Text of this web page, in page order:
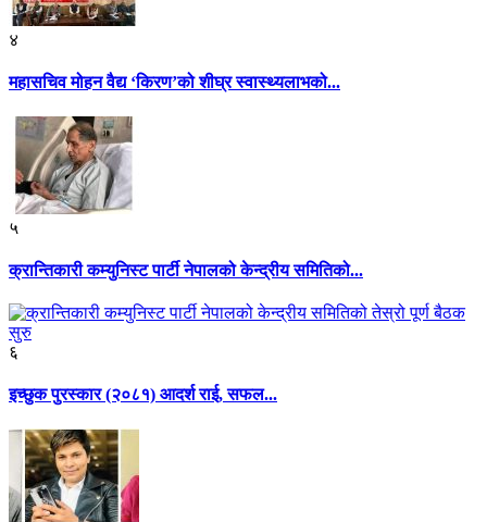
४
महासचिव मोहन वैद्य ‘किरण’को शीघ्र स्वास्थ्यलाभको...
५
क्रान्तिकारी कम्युनिस्ट पार्टी नेपालको केन्द्रीय समितिको...
६
इच्छुक पुरस्कार (२०८१) आदर्श राई, सफल...